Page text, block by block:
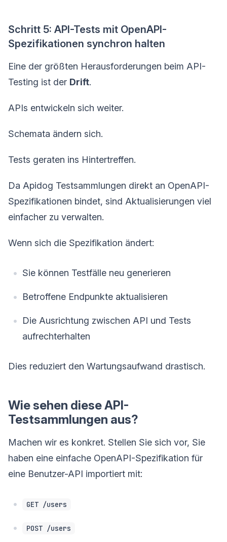
Schritt 5: API-Tests mit OpenAPI-
Spezifikationen synchron halten
Eine der größten Herausforderungen beim API-
Testing ist der Drift.
APIs entwickeln sich weiter.
Schemata ändern sich.
Tests geraten ins Hintertreffen.
Da Apidog Testsammlungen direkt an OpenAPI-
Spezifikationen bindet, sind Aktualisierungen viel
einfacher zu verwalten.
Wenn sich die Spezifikation ändert:
Sie können Testfälle neu generieren
Betroffene Endpunkte aktualisieren
Die Ausrichtung zwischen API und Tests
aufrechterhalten
Dies reduziert den Wartungsaufwand drastisch.
Wie sehen diese API-
Testsammlungen aus?
Machen wir es konkret. Stellen Sie sich vor, Sie
haben eine einfache OpenAPI-Spezifikation für
eine Benutzer-API importiert mit:
GET /users
POST /users